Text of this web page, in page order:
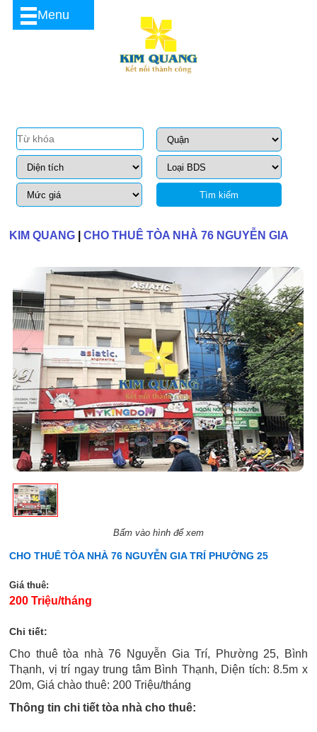
Tìm kiếm
KIM QUANG |CHO THUÊ TÒA NHÀ 76 NGUYỄN GIA
TRÍ PHƯỜNG 25
Bấm vào hình để xem
CHO THUÊ TÒA NHÀ 76 NGUYỄN GIA TRÍ PHƯỜNG 25
Giá thuê:
200 Triệu/tháng
Chi tiết:
Cho thuê tòa nhà 76 Nguyễn Gia Trí, Phường 25, Bình
Thạnh, vị trí ngay trung tâm Bình Thạnh, Diện tích: 8.5m x
20m, Giá chào thuê: 200 Triệu/tháng
Thông tin chi tiết tòa nhà cho thuê:
Menu